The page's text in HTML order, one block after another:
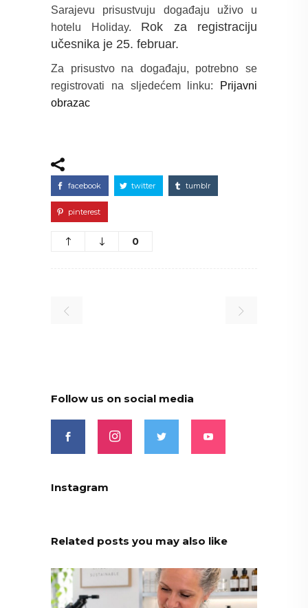
Sarajevu prisustvuju događaju uživo u
hotelu Holiday. Rok za registraciju
učesnika je 25. februar.
Za prisustvo na događaju, potrebno se
registrovati na sljedećem linku:
Prijavni
obrazac
facebook twitter tumblr
pinterest
0
Follow us on social media
Instagram
Related posts you may also like